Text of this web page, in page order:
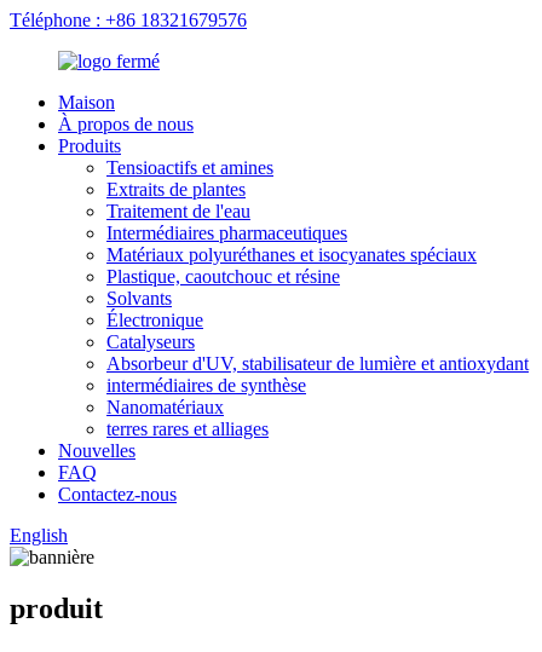
Téléphone : +86 18321679576
Maison
À propos de nous
Produits
Tensioactifs et amines
Extraits de plantes
Traitement de l'eau
Intermédiaires pharmaceutiques
Matériaux polyuréthanes et isocyanates spéciaux
Plastique, caoutchouc et résine
Solvants
Électronique
Catalyseurs
Absorbeur d'UV, stabilisateur de lumière et antioxydant
intermédiaires de synthèse
Nanomatériaux
terres rares et alliages
Nouvelles
FAQ
Contactez-nous
English
produit